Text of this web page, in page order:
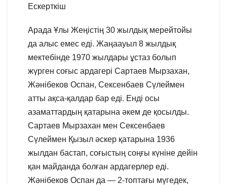
Ескерткіш
Арада Ұлы Жеңістің 30 жылдық мерейтойы
да алыс емес еді. Жаңаауыл 8 жылдық
мектебінде 1970 жылдары ұстаз болып
жүрген соғыс ардагері Сартаев Мырзахан,
Жәнібеков Оспан, Сексенбаев Сүлеймен
атты ақса-қалдар бар еді. Енді осы
азаматтардың қатарына әкем де қосылды.
Сартаев Мырзахан мен Сексенбаев
Сүлеймен Қызыл әскер қатарына 1936
жылдан бастап, соғыстың соңғы күніне дейін
қан майданда болған ардагерлер еді.
Жәнібеков Оспан да — 2-топтағы мүгедек,